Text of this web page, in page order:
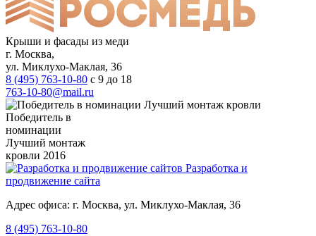
Крыши и фасады из меди
г. Москва,
ул. Миклухо-Маклая, 36
8 (495) 763-10-80 с 9 до 18
763-10-80@mail.ru
Победитель в
номинации
Лучший монтаж
кровли 2016
Разработка и
продвижение сайта
Адрес офиса: г. Москва, ул. Миклухо-Маклая, 36
8 (495) 763-10-80